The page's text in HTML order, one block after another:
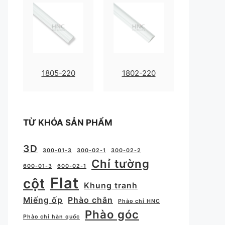
1805-220 1802-220
TỪ KHÓA SẢN PHẨM
3D 300-01-3 300-02-1 300-02-2
600-01-3 600-02-1 Chỉ tường
cột Flat
Khung tranh
Miếng ốp
Phào chân Phào chỉ HNC
Phào chỉ hàn quốc
Phào góc